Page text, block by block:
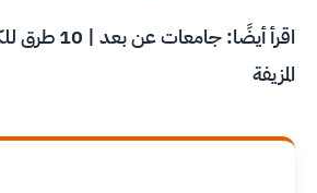
اقرأ أيضًا:
جامعات عن
المزيفة